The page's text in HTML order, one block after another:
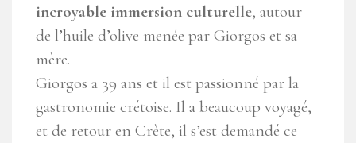
incroyable immersion culturelle, autour
de l’huile d’olive menée par Giorgos et sa
mère.
Giorgos a 39 ans et il est passionné par la
gastronomie crétoise. Il a beaucoup voyagé,
et de retour en Crète, il s’est demandé ce